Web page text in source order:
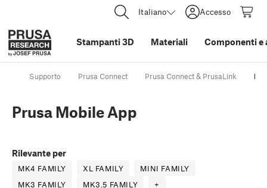
Italiano Accesso
Stampanti 3D Materiali Componenti e
Supporto Prusa Connect Prusa Connect & PrusaLink
Prusa Mobile App
Rilevante per
MK4 FAMILY XL FAMILY
MINI FAMILY
MK3 FAMILY
MK3.5 FAMILY +